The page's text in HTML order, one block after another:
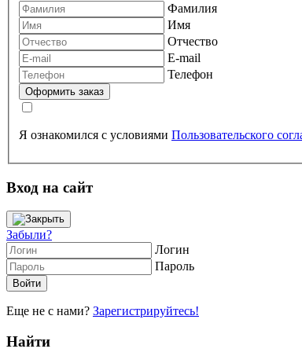
Фамилия
Имя
Отчество
E-mail
Телефон
Я ознакомился с условиями Пользовательского
Вход на сайт
Забыли?
Логин
Пароль
Еще не с нами? Зарегистрируйтесь!
Найти